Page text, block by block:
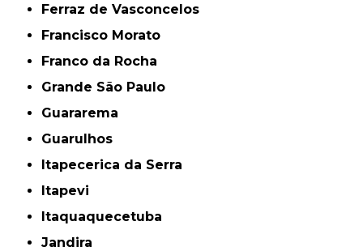
Ferraz de Vasconcelos
Francisco Morato
Franco da Rocha
Grande São Paulo
Guararema
Guarulhos
Itapecerica da Serra
Itapevi
Itaquaquecetuba
Jandira